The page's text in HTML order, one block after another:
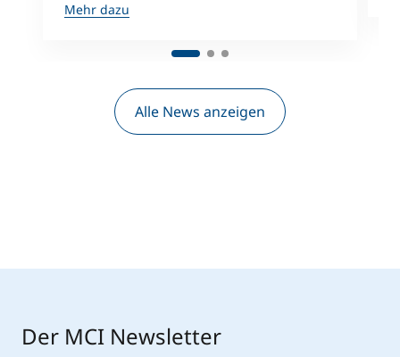
Mehr dazu
Alle News anzeigen
Der MCI Newsletter